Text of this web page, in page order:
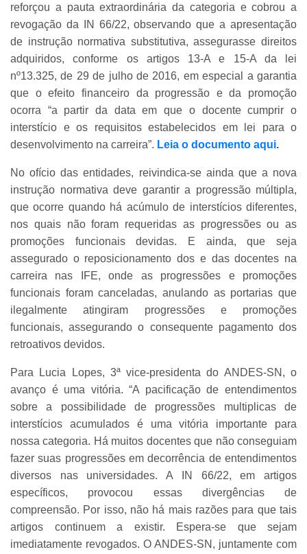
reforçou a pauta extraordinária da categoria e cobrou a
revogação da IN 66/22, observando que a apresentação
de instrução normativa substitutiva, assegurasse direitos
adquiridos, conforme os artigos 13-A e 15-A da lei
nº13.325, de 29 de julho de 2016, em especial a garantia
que o efeito financeiro da progressão e da promoção
ocorra “a partir da data em que o docente cumprir o
interstício e os requisitos estabelecidos em lei para o
desenvolvimento na carreira”. Leia o documento aqui.
No ofício das entidades, reivindica-se ainda que a nova
instrução normativa deve garantir a progressão múltipla,
que ocorre quando há acúmulo de interstícios diferentes,
nos quais não foram requeridas as progressões ou as
promoções funcionais devidas. E ainda, que seja
assegurado o reposicionamento dos e das docentes na
carreira nas IFE, onde as progressões e promoções
funcionais foram canceladas, anulando as portarias que
ilegalmente atingiram progressões e promoções
funcionais, assegurando o consequente pagamento dos
retroativos devidos.
Para Lucia Lopes, 3ª vice-presidenta do ANDES-SN, o
avanço é uma vitória. “A pacificação de entendimentos
sobre a possibilidade de progressões multiplicas de
interstícios acumulados é uma vitória importante para
nossa categoria. Há muitos docentes que não conseguiam
fazer suas progressões em decorrência de entendimentos
diversos nas universidades. A IN 66/22, em artigos
específicos, provocou essas divergências de
compreensão. Por isso, não há mais razões para que tais
artigos continuem a existir. Espera-se que sejam
imediatamente revogados. O ANDES-SN, juntamente com